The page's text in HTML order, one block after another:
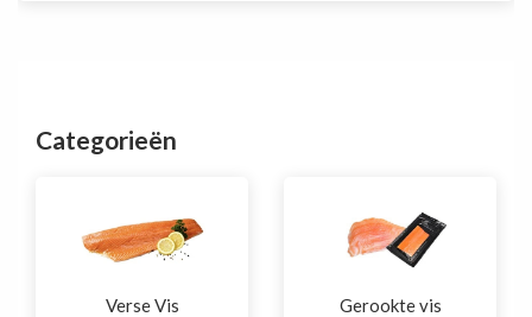
Categorieën
Verse Vis Gerookte vis